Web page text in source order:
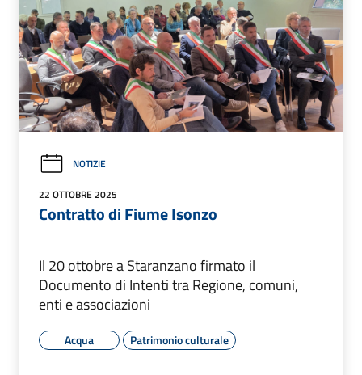
NOTIZIE
22 OTTOBRE 2025
Contratto di Fiume Isonzo
Il 20 ottobre a Staranzano firmato il
Documento di Intenti tra Regione, comuni,
enti e associazioni
Acqua Patrimonio culturale